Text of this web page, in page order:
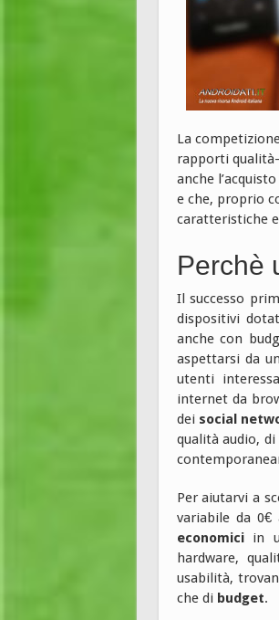
La
rapporti
anche
e che, proprio
caratteristiche
Perchè
Il successo
dispositivi
anche con
aspettarsi da
utenti
internet da
dei social
qualità audio,
Per aiutarvi a
variabile da 0€
economiciin
hardware,
usabilità,
che di budget.